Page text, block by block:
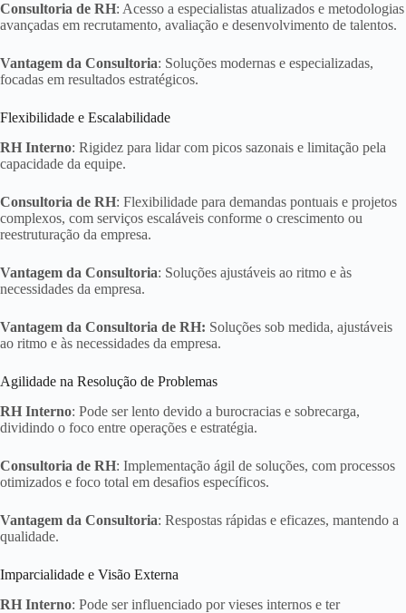
Consultoria de RH: Acesso a especialistas atualizados e metodologias
avançadas em recrutamento, avaliação e desenvolvimento de talentos.
Vantagem da Consultoria: Soluções modernas e especializadas,
focadas em resultados estratégicos.
Flexibilidade e Escalabilidade
RH Interno: Rigidez para lidar com picos sazonais e limitação pela
capacidade da equipe.
Consultoria de RH: Flexibilidade para demandas pontuais e projetos
complexos, com serviços escaláveis conforme o crescimento ou
reestruturação da empresa.
Vantagem da Consultoria: Soluções ajustáveis ao ritmo e às
necessidades da empresa.
Vantagem da Consultoria de RH: Soluções sob medida, ajustáveis
ao ritmo e às necessidades da empresa.
Agilidade na Resolução de Problemas
RH Interno: Pode ser lento devido a burocracias e sobrecarga,
dividindo o foco entre operações e estratégia.
Consultoria de RH: Implementação ágil de soluções, com processos
otimizados e foco total em desafios específicos.
Vantagem da Consultoria: Respostas rápidas e eficazes, mantendo a
qualidade.
Imparcialidade e Visão Externa
RH Interno: Pode ser influenciado por vieses internos e ter